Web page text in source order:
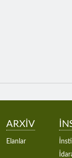
ARXİV
Elanlar